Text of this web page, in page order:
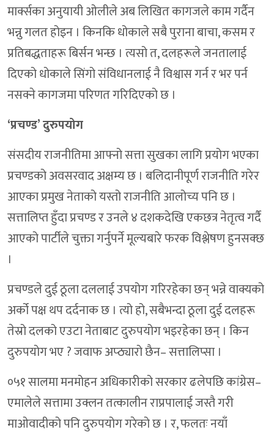
मार्क्सका अनुयायी ओलीले अब लिखित कागजले काम गर्दैन
भन्नु गलत होइन । किनकि धोकाले सबै पुराना बाचा, कसम र
प्रतिबद्धताहरू बिर्सन भन्छ । त्यसो त, दलहरूले जनतालाई
दिएको धोकाले सिंगो संविधानलाई नै विश्वास गर्न र भर पर्न
नसक्ने कागजमा परिणत गरिदिएको छ ।
‘प्रचण्ड’ दुरुपयोग
संसदीय राजनीतिमा आफ्नो सत्ता सुखका लागि प्रयोग भएका
प्रचण्डको अवसरवाद अक्षम्य छ । बलिदानीपूर्ण राजनीति गरेर
आएका प्रमुख नेताको यस्तो राजनीति आलोच्य पनि छ ।
सत्तालिप्त हुँदा प्रचण्ड र उनले ४ दशकदेखि एकछत्र नेतृत्व गर्दै
आएको पार्टीले चुक्ता गर्नुपर्ने मूल्यबारे फरक विश्लेषण हुनसक्छ
।
प्रचण्डले दुई ठूला दललाई उपयोग गरिरहेका छन् भन्ने वाक्यको
अर्को पक्ष थप दर्दनाक छ । त्यो हो, सबैभन्दा ठूला दुई दलहरू
तेस्रो दलको एउटा नेताबाट दुरुपयोग भइरहेका छन् । किन
दुरुपयोग भए ? जवाफ अप्ठ्यारो छैन– सत्तालिप्सा ।
०५१ सालमा मनमोहन अधिकारीको सरकार ढलेपछि कांग्रेस–
एमालेले सत्तामा उक्लन तत्कालीन राप्रपालाई जस्तै गरी
माओवादीको पनि दुरुपयोग गरेको छ । र, फलतः नयाँ